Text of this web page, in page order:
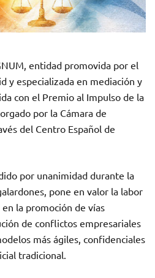
entidad promovida por el
y especializada en mediación y
con el Premio al Impulso de la
por la Cámara de
del Centro Español de
por unanimidad durante la
pone en valor la labor
la promoción de vías
de conflictos empresariales
más ágiles, confidenciales
tradicional.